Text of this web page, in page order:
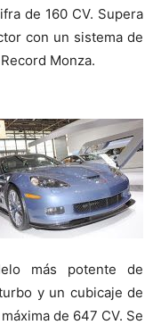
de 160 CV. Supera
con un sistema de
Monza.
más potente de
y un cubicaje de
de 647 CV. Se